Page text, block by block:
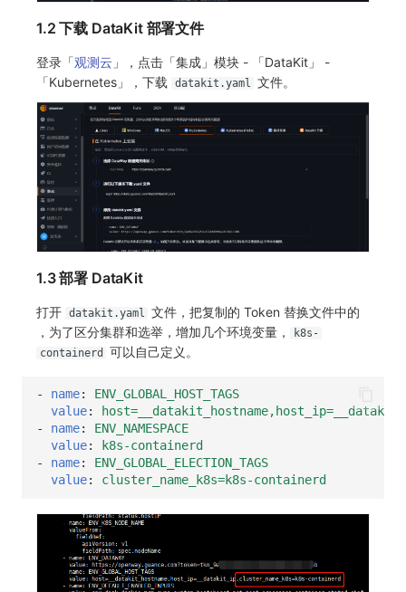
1.2 下载 DataKit 部署文件
登录「观测云 」，点击「集成」模块 - 「DataKit」 -
「Kubernetes」，下载
datakit.yaml 文件。
1.3 部署 DataKit
打开 datakit.yaml
文件，把复制的 Token 替换文件中的
，为了区分集群和选举，增加几个环境变量，
k8s-
containerd
可以自己定义。
- name:
ENV_GLOBAL_HOST_TAGS
value:
-
name:
ENV_NAMESPACE
value:
k8s-containerd
-
name:
ENV_GLOBAL_ELECTION_TAGS
value: cluster_name_k8s=k8s-containerd